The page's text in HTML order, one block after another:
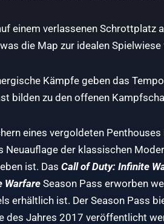
einem verlassenen Schrottplatz
die Map zur idealen
Kämpfe geben das
bilden zu den offenen
eines vergoldeten
Neuauflage der klassischen
ist. Das Call of Duty: Infinite
Warfare Season Pass erworben
erhältlich ist. Der Season Pass
des Jahres 2017 veröffentlicht